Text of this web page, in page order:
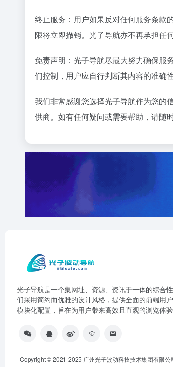
终止服务：用户如果反对任何服务条款
限将立即撤销。光子导航亦不再承担任
免责声明：光子导航尽最大努力确保服
们控制，用户应自行判断其内容的准确性
我们非常感谢您选择光子导航作为您的
供商。如有任何疑问或需要帮助，请随
光子导航是一个集网址、资源、资讯于一体的综合
们采用简约而优雅的设计风格，提供全面的前端用
模块化配置，旨在为用户带来高效且直观的浏览体验
Copyright © 2021-2025 广州光子波动科技技术集团有限公